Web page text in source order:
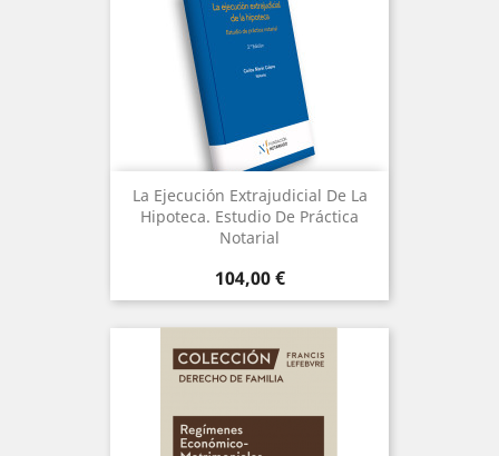
La Ejecución Extrajudicial De La
Hipoteca. Estudio De Práctica
Notarial
Precio
104,00 €